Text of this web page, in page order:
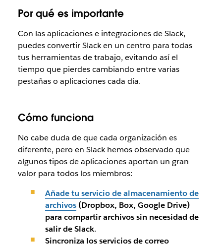
Por qué es importante
Con las aplicaciones e integraciones de Slack,
puedes convertir Slack en un centro para todas
tus herramientas de trabajo, evitando así el
tiempo que pierdes cambiando entre varias
pestañas o aplicaciones cada día.
Cómo funciona
No cabe duda de que cada organización es
diferente, pero en Slack hemos observado que
algunos tipos de aplicaciones aportan un gran
valor para todos los miembros:
Añade tu servicio de almacenamiento de
archivos(Dropbox, Box, Google Drive)
para compartir archivos sin necesidad de
salir de Slack.
Sincroniza los servicios de correo